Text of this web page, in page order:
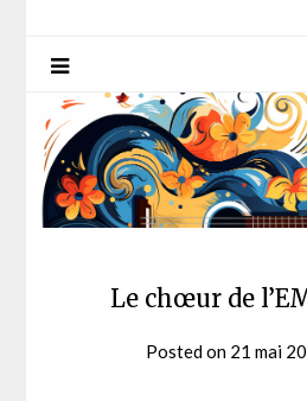
Le chœur de
Posted on 21 mai